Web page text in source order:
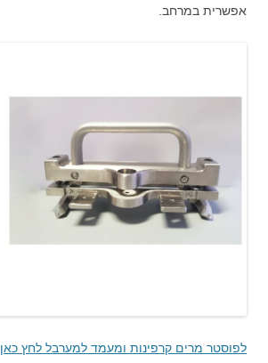
אפשרית במרחב.
לפוסטר מרים קרפינות ומעמד למערבל לחץ כאן